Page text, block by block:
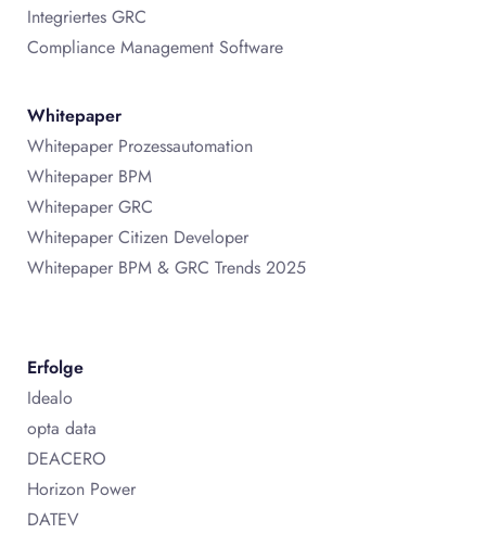
Integriertes GRC
Compliance Management Software
Whitepaper
Whitepaper Prozessautomation
Whitepaper BPM
Whitepaper GRC
Whitepaper Citizen Developer
Whitepaper BPM & GRC Trends 2025
Erfolge
Idealo
opta data
DEACERO
Horizon Power
DATEV